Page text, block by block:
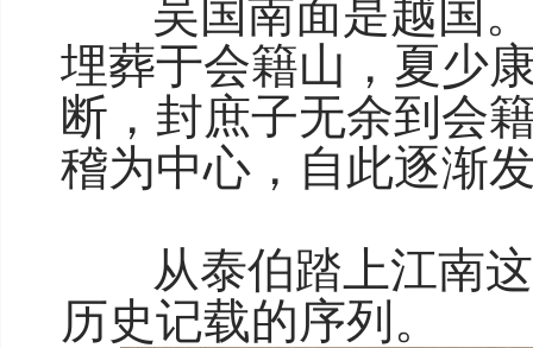
吴国南面是越国。
埋葬于会籍山，夏少
断，封庶子无余到会
稽为中心，自此逐渐
从泰伯踏上江南这
历史记载的序列。